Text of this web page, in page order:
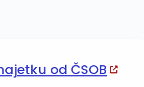
od ČSOB